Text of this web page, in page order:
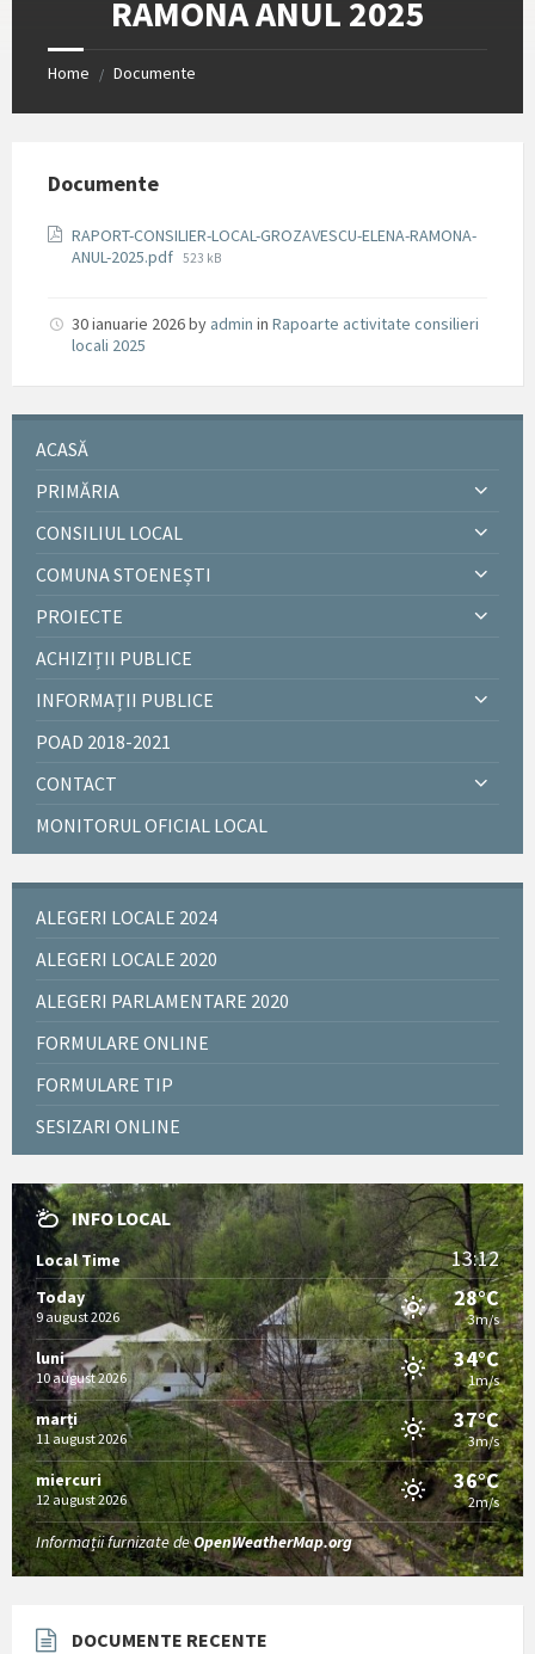
RAMONA ANUL 2025
Home / Documente
Documente
RAPORT-CONSILIER-LOCAL-GROZAVESCU-ELENA-RAMONA-
ANUL-2025.pdf File
523 kB
30 ianuarie 2026by admin in Rapoarte activitate consilieri
locali 2025
ACASĂ
PRIMĂRIA
CONSILIUL LOCAL
COMUNA STOENEȘTI
PROIECTE
ACHIZIȚII PUBLICE
INFORMAȚII PUBLICE
POAD 2018-2021
CONTACT
MONITORUL OFICIAL LOCAL
ALEGERI LOCALE 2024
ALEGERI LOCALE 2020
ALEGERI PARLAMENTARE 2020
FORMULARE ONLINE
FORMULARE TIP
SESIZARI ONLINE
INFO LOCAL
Local Time 13:12
Today
9 august 2026
28°C
3m/s
luni
10 august 2026
34°C
1m/s
marți
11 august 2026
37°C
3m/s
miercuri
12 august 2026
36°C
2m/s
Informații furnizate deOpenWeatherMap.org
DOCUMENTE RECENTE